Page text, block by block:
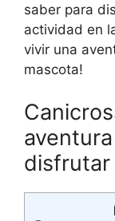
saber para
actividad en
vivir una
mascota!